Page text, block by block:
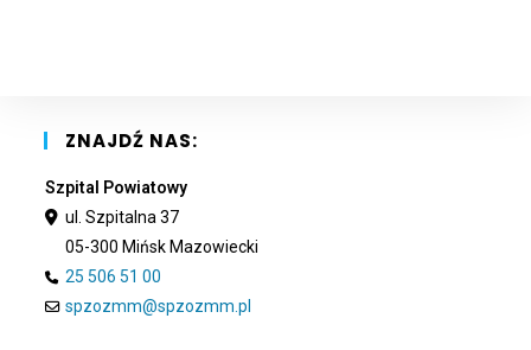
ZNAJDŹ NAS:
Szpital Powiatowy
ul. Szpitalna 37
05-300 Mińsk Mazowiecki
25 506 51 00
spzozmm@spzozmm.pl